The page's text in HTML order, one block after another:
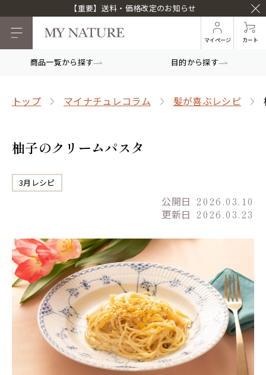
【重要】送料・価格改定のお知らせ
マイページ カート
商品一覧から探す 目的から探す
トップ マイナチュレコラム 髪が喜ぶレシピ
柚子のクリームパスタ
3月レシピ
公開日 2026.03.10
更新日 2026.03.23